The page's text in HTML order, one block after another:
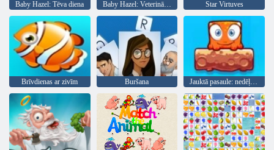
Baby Hazel: Tēva diena Baby Hazel: Veterinārārsts Star Virtuves
Brīvdienas ar zivīm Buršana Jauktā pasaule: nedēļas nogale